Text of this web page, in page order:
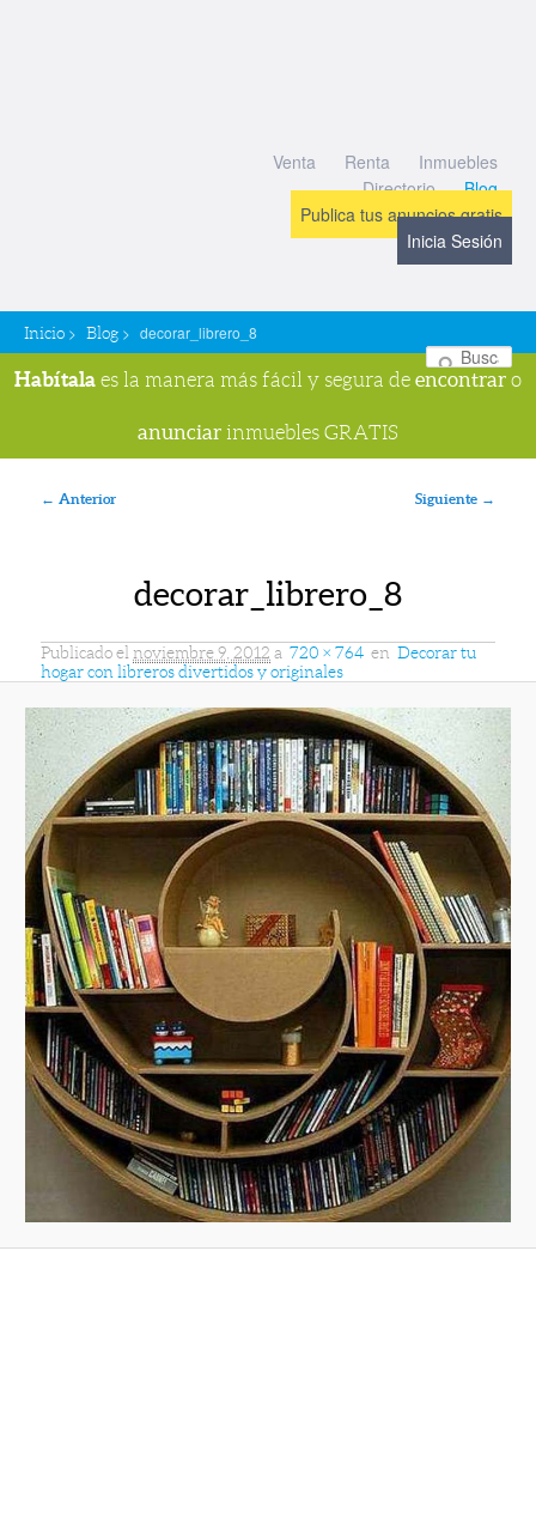
Venta Renta
Inmuebles
Directorio
Blog
Publica tus anuncios gratis
Inicia Sesión
Inicio > Blog > decorar_librero_8
Habítala es la manera más fácil y segura de encontrar o
anunciar inmuebles GRATIS
Navegador de imágenes
← Anterior Siguiente →
decorar_librero_8
Publicado el noviembre 9, 2012 a 720 × 764 en Decorar tu
hogar con libreros divertidos y originales